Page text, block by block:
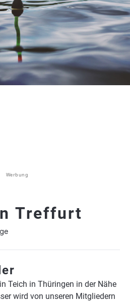
Werbung
Treffurt
Teich in Thüringen in der Nähe
wird von unseren Mitgliedern